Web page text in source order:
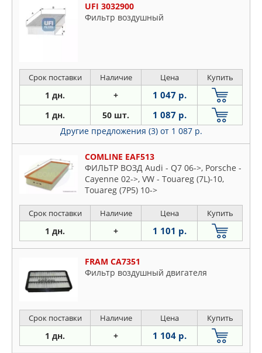
UFI 3032900
Фильтр воздушный
Срок поставки Наличие Цена Купить
1 дн. + 1 047 р.
1 дн. 50 шт. 1 087 р.
Другие предложения (3) от 1 087 р.
COMLINE EAF513
ФИЛЬТР ВОЗД Audi - Q7 06->, Porsche -
Cayenne 02->, VW - Touareg (7L)-10,
Touareg (7P5) 10->
Срок поставки Наличие Цена Купить
1 дн. + 1 101 р.
FRAM CA7351
Фильтр воздушный двигателя
Срок поставки Наличие Цена Купить
1 дн. + 1 104 р.